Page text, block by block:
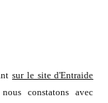
sur le site d'Entraide
constatons avec